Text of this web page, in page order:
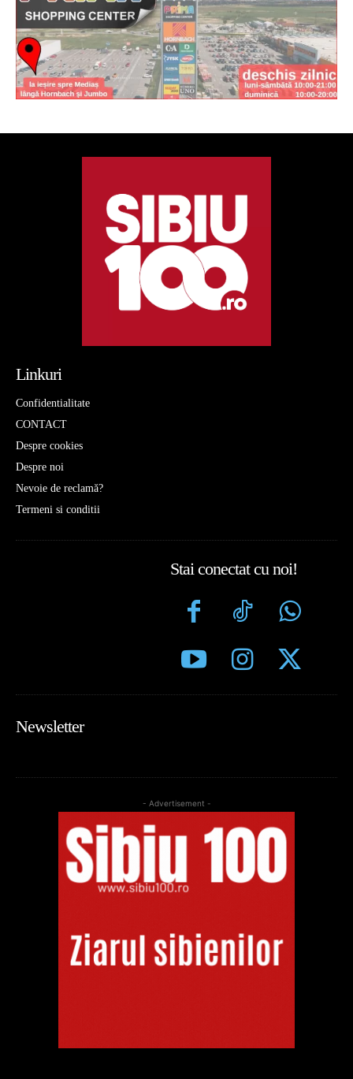
Linkuri
Confidentialitate
CONTACT
Despre cookies
Despre noi
Nevoie de reclamă?
Termeni si conditii
Stai conectat cu noi!
Newsletter
- Advertisement -